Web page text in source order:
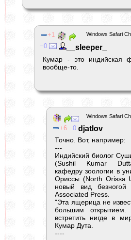
Windows Safari
1
0
__sleeper_
Кумар - это индийская
вообще-то.
Windows Safari
6 0 djatlov
Точно. Вот, например:
---
Индийский биолог
(Sushil Kumar
кафедру зоологии в
Ориссы (North Orissa
новый вид
Associated Press.
"Эта ящерица не
большим
встретить нигде в
Кумар Дута.
----